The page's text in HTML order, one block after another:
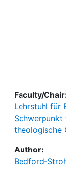
Faculty/Chair:
Lehrstuhl für
Schwerpunkt
theologische
Author:
Bedford-